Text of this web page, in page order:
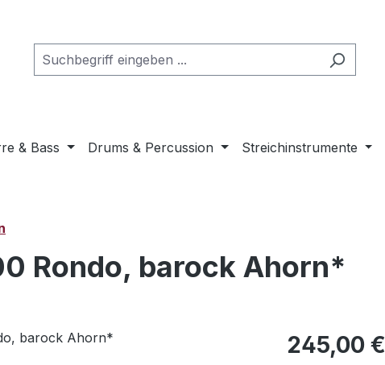
& Bass Drums & Percussion Streichinstrumente
Rondo, barock Ahorn*
Regulärer Preis:
245,00 €